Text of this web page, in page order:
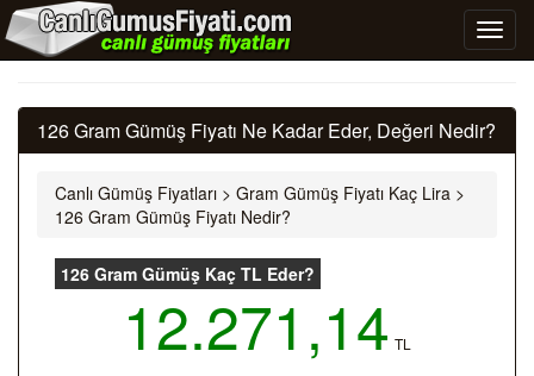
126 Gram Gümüş Fiyatı Ne Kadar Eder, Değeri Nedir?
Canlı Gümüş Fiyatları > Gram Gümüş Fiyatı Kaç Lira >
126 Gram Gümüş Fiyatı Nedir?
126 Gram Gümüş Kaç TL Eder?
12.271,14 TL